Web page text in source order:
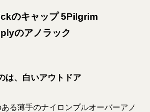
のキャップ 5Pilgrim
のアノラック
は、白いアウトドア
る薄手のナイロンプルオーバーアノ